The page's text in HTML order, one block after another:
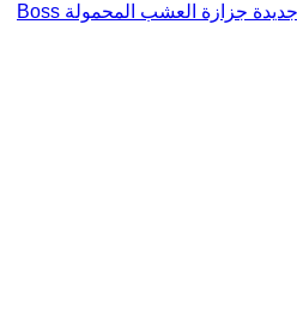
جديدة جزازة العشب المحمولة Boss